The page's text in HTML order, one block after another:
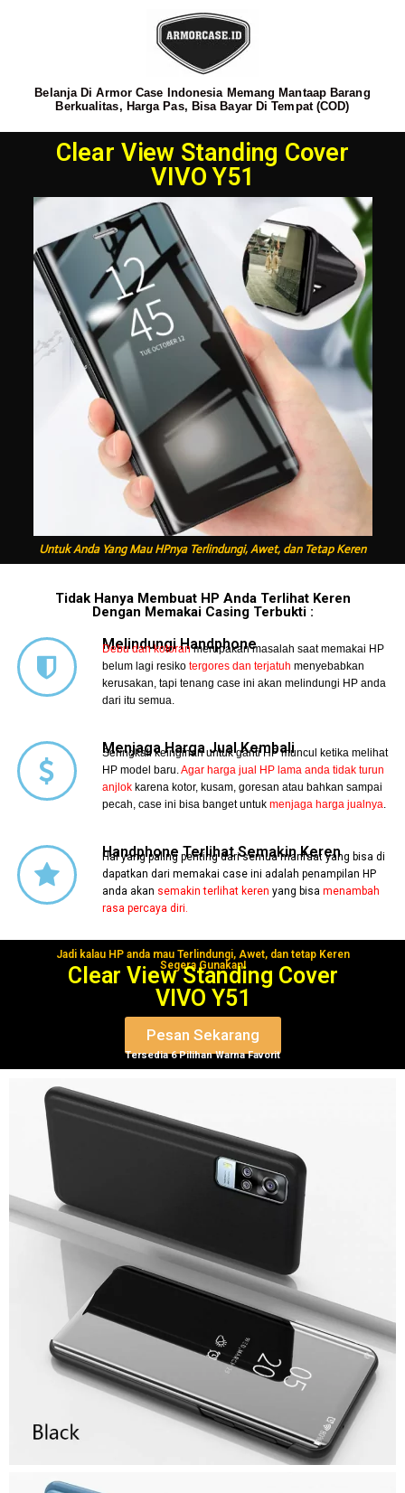
Belanja Di Armor Case Indonesia Memang Mantaap Barang
Berkualitas, Harga Pas, Bisa Bayar Di Tempat (COD)
Clear View Standing Cover
VIVO Y51
Untuk Anda Yang Mau HPnya Terlindungi, Awet, dan Tetap Keren
Tidak Hanya Membuat HP Anda Terlihat Keren
Dengan Memakai Casing Terbukti :
Melindungi Handphone
Debu dan kotoran merupakan masalah saat memakai HP
belum lagi resiko tergores dan terjatuh menyebabkan
kerusakan, tapi tenang case ini akan melindungi HP anda
dari itu semua.
Menjaga Harga Jual Kembali
Seringkali keinginan untuk ganti HP muncul ketika melihat
HP model baru.Agar harga jual HP lama anda tidak turun
anjlok karena kotor, kusam, goresan atau bahkan sampai
pecah, case ini bisa banget untukmenjaga harga jualnya.
Handphone Terlihat Semakin Keren
Hal yang paling penting dari semua manfaat yang bisa di
dapatkan dari memakai case ini adalah penampilan HP
anda akan semakin terlihat keren yang bisamenambah
rasa percaya diri.
Jadi kalau HP anda mau Terlindungi, Awet, dan tetap Keren
Segera Gunakan!
Clear View Standing Cover
VIVO Y51
Pesan Sekarang
Tersedia 6 Pilihan Warna Favorit